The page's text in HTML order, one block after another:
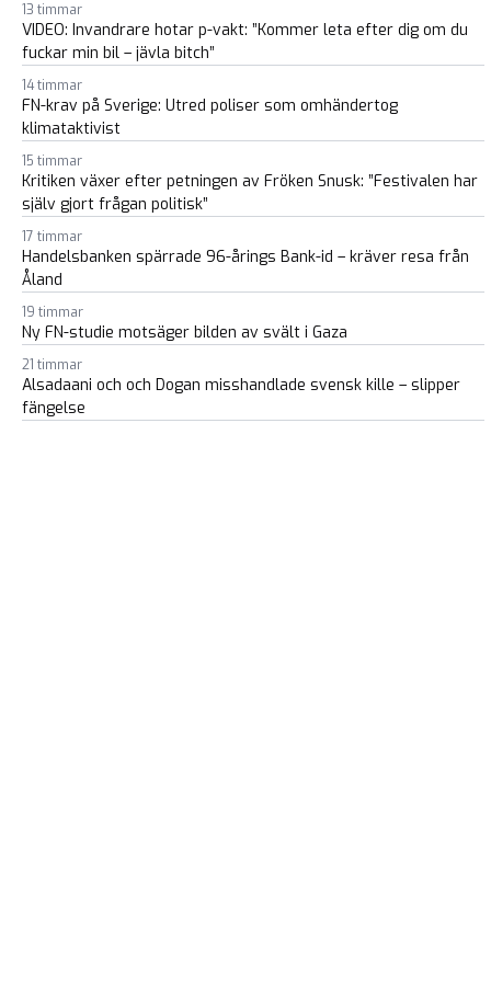
13 timmar
VIDEO: Invandrare hotar p-vakt: ”Kommer leta efter dig om du
fuckar min bil – jävla bitch”
14 timmar
FN-krav på Sverige: Utred poliser som omhändertog
klimataktivist
15 timmar
Kritiken växer efter petningen av Fröken Snusk: ”Festivalen har
själv gjort frågan politisk”
17 timmar
Handelsbanken spärrade 96-årings Bank-id – kräver resa från
Åland
19 timmar
Ny FN-studie motsäger bilden av svält i Gaza
21 timmar
Alsadaani och och Dogan misshandlade svensk kille – slipper
fängelse